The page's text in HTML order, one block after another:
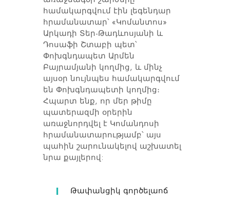
համակարգվում էին լեգենդար
հրամանատար՝ «Կոմանտոս»
Արկադի Տեր-Թադևոսյանի և
Դոսաֆի Շտաբի պետ՝
Փոխգնդապետ Արմեն
Բայրամյանի կողմից, և մինչ
այսօր նույնպես համակարգվում
են Փոխգնդապետի կողմից։
Հպարտ ենք, որ մեր թիմը
պատերազմի օրերին
առաջնորդվել է Կոմանդոսի
հրամանատարությամբ՝ այս
պահին շարունակելով աշխատել
նրա քայլերով:
Թափանցիկ գործելաոճ